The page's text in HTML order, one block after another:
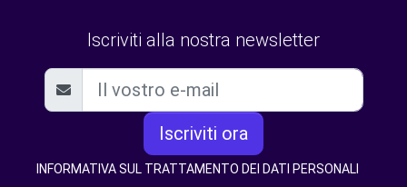
Iscriviti alla nostra newsletter
Iscriviti ora
INFORMATIVA SUL TRATTAMENTO DEI DATI PERSONALI